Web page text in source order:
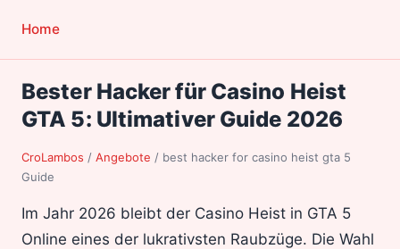
Home
Bester Hacker für Casino Heist
GTA 5: Ultimativer Guide 2026
CroLambos / Angebote / best hacker for casino heist gta 5
Guide
Im Jahr 2026 bleibt der Casino Heist in GTA 5
Online eines der lukrativsten Raubzüge. Die Wahl